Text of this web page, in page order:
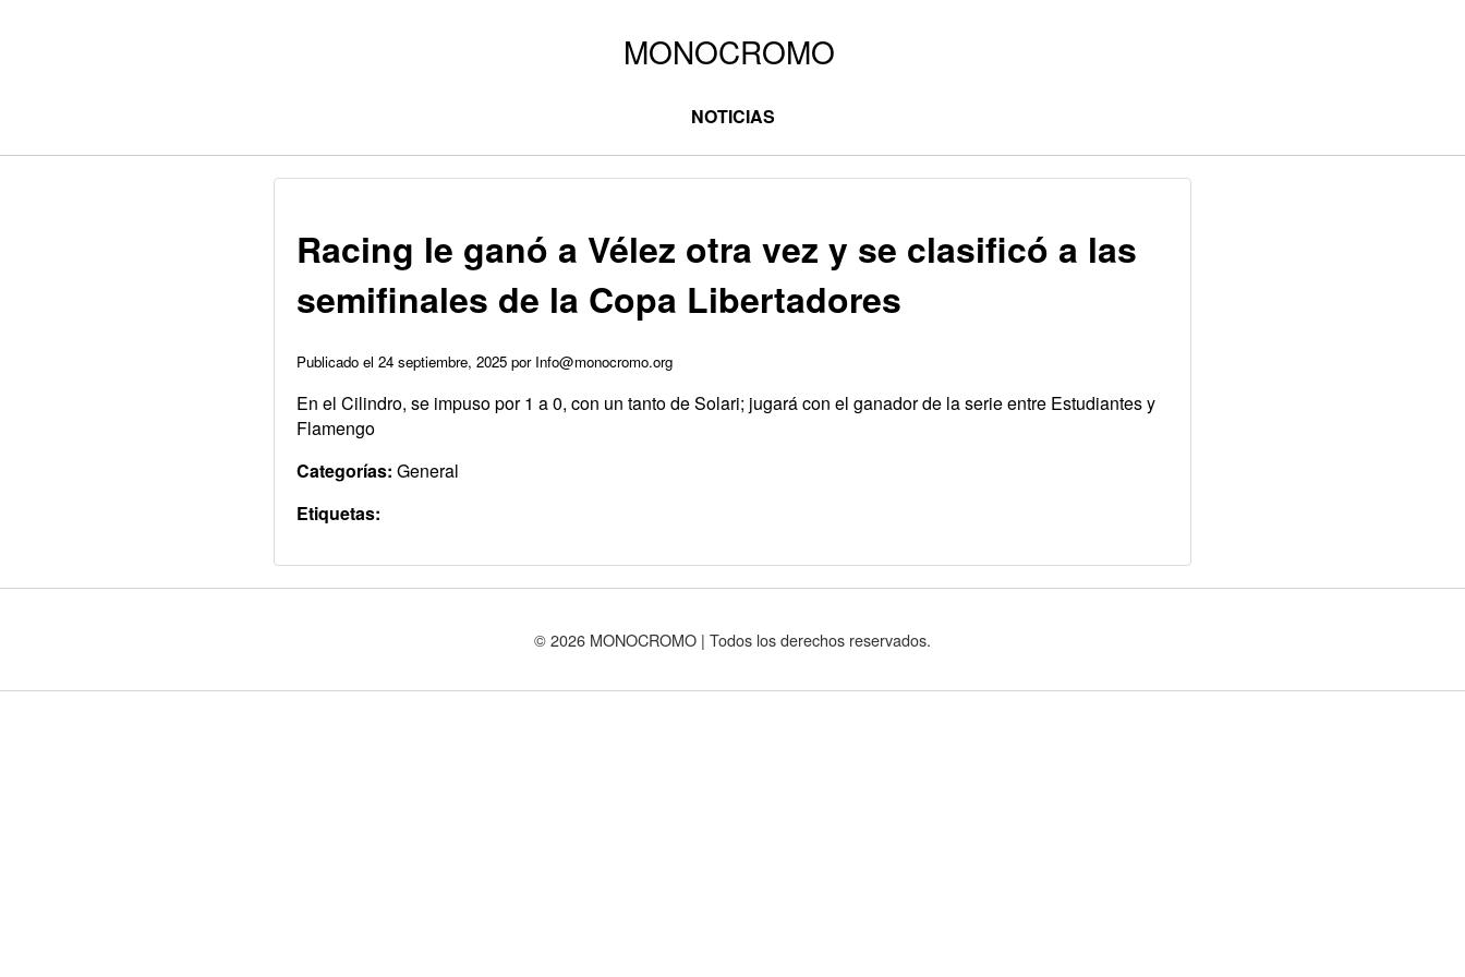
NOTICIAS
Racing le ganó a Vélez otra vez y se clasificó a las
semifinales de la Copa Libertadores
Publicado el 24 septiembre, 2025 por Info@monocromo.org
En el Cilindro, se impuso por 1 a 0, con un tanto de Solari; jugará con el ganador de la serie entre Estudiantes y
Flamengo
Categorías: General
Etiquetas:
© 2026 MONOCROMO | Todos los derechos reservados.